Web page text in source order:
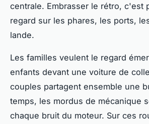
centrale. Embrasser le rétro, c'est
regard sur les phares, les ports,
lande.
Les familles veulent le regard
enfants devant une voiture de
couples partagent ensemble une
temps, les mordus de mécanique
chaque bruit du moteur. Sur ces